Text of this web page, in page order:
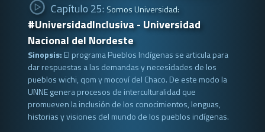
Capítulo 25: Somos Universidad:
#UniversidadInclusiva - Universidad
Nacional del Nordeste
Sinopsis: El programa Pueblos Indígenas se articula para
dar respuestas a las demandas y necesidades de los
pueblos wichi, qom y mocoví del Chaco. De este modo la
UNNE genera procesos de interculturalidad que
promueven la inclusión de los conocimientos, lenguas,
historias y visiones del mundo de los pueblos indígenas.